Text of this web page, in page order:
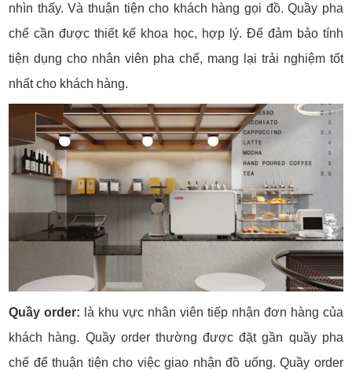
nhìn thấy. Và thuận tiện cho khách hàng gọi đồ. Quầy pha
chế cần được thiết kế khoa học, hợp lý. Để đảm bảo tính
tiện dụng cho nhân viên pha chế, mang lại trải nghiệm tốt
nhất cho khách hàng.
Quầy order: là khu vực nhân viên tiếp nhận đơn hàng của
khách hàng. Quầy order thường được đặt gần quầy pha
chế để thuận tiện cho việc giao nhận đồ uống. Quầy order